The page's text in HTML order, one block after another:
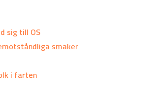
sig till OS
smaker
i farten